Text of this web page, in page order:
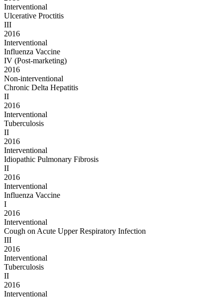
Interventional
Ulcerative Proctitis
III
2016
Interventional
Influenza Vaccine
IV (Post-marketing)
2016
Non-interventional
Chronic Delta Hepatitis
II
2016
Interventional
Tuberculosis
II
2016
Interventional
Idiopathic Pulmonary Fibrosis
II
2016
Interventional
Influenza Vaccine
I
2016
Interventional
Cough on Acute Upper Respiratory Infection
III
2016
Interventional
Tuberculosis
II
2016
Interventional